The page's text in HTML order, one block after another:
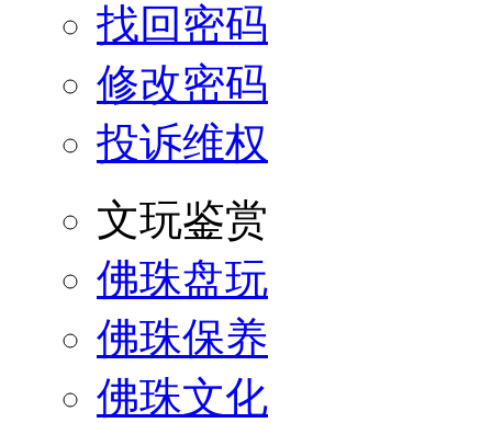
找回密码
修改密码
投诉维权
文玩鉴赏
佛珠盘玩
佛珠保养
佛珠文化